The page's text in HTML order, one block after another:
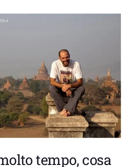
tempo, cosa